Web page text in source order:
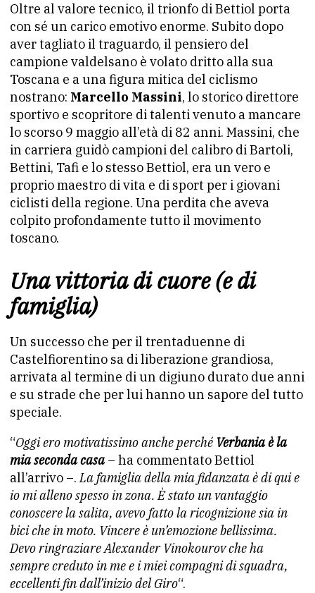
Oltre al valore tecnico, il trionfo di Bettiol porta
con sé un carico emotivo enorme. Subito dopo
aver tagliato il traguardo, il pensiero del
campione valdelsano è volato dritto alla sua
Toscana e a una figura mitica del ciclismo
nostrano: Marcello Massini, lo storico direttore
sportivo e scopritore di talenti venuto a mancare
lo scorso 9 maggio all’età di 82 anni. Massini, che
in carriera guidò campioni del calibro di Bartoli,
Bettini, Tafi e lo stesso Bettiol, era un vero e
proprio maestro di vita e di sport per i giovani
ciclisti della regione. Una perdita che aveva
colpito profondamente tutto il movimento
toscano.
Una vittoria di cuore (e di
famiglia)
Un successo che per il trentaduenne di
Castelfiorentino sa di liberazione grandiosa,
arrivata al termine di un digiuno durato due anni
e su strade che per lui hanno un sapore del tutto
speciale.
“Oggi ero motivatissimo anche perché Verbania è la
mia seconda casa– ha commentato Bettiol
all’arrivo –.La famiglia della mia fidanzata è di qui e
io mi alleno spesso in zona. È stato un vantaggio
conoscere la salita, avevo fatto la ricognizione sia in
bici che in moto. Vincere è un’emozione bellissima.
Devo ringraziare Alexander Vinokourov che ha
sempre creduto in me e i miei compagni di squadra,
eccellenti fin dall’inizio del Giro“.